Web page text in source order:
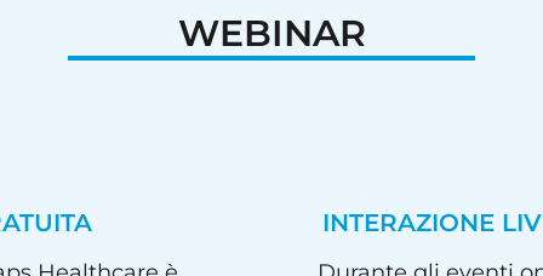
WEBINAR
INTERAZIONE